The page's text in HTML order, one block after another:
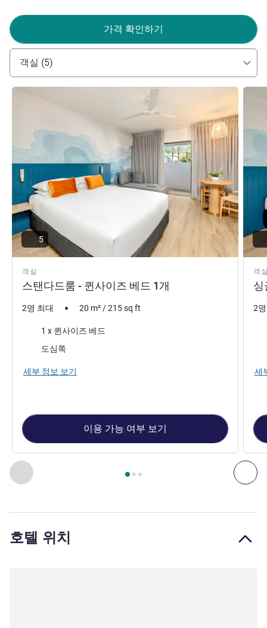
가격 확인하기
객실 (5)
이전 - 객실 다
3 페이지 , 객실 1 : 스탠다드룸 - 퀸사이즈 베드 1개 , 객실 2 :
객실
스탠다드룸 - 퀸사이즈 베드 1개
세부 정보 보기
5
2명 최대 20 m²/215sq ft
1 x 퀸사이즈 베드
도심쪽
세부 정보 보기
이용 가능 여부 보기
객
싱
세부
2
세
호텔 위치